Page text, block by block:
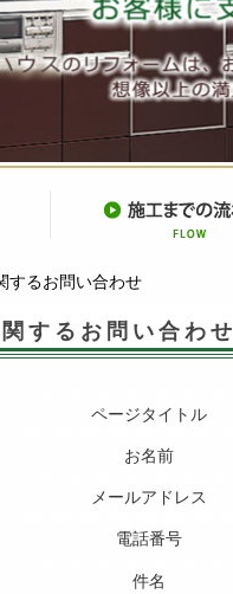
するお問い合わせ
するお問い合わせ
ページタイトル
お名前
メールアドレス
電話番号
件名